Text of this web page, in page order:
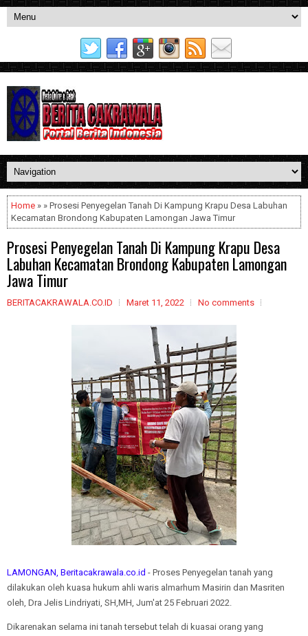
Home » » Prosesi Penyegelan Tanah Di Kampung Krapu Desa Labuhan
Kecamatan Brondong Kabupaten Lamongan Jawa Timur
Prosesi Penyegelan Tanah Di Kampung Krapu Desa
Labuhan Kecamatan Brondong Kabupaten Lamongan
Jawa Timur
BERITACAKRAWALA.CO.ID Maret 11, 2022 No comments
LAMONGAN, Beritacakrawala.co.id - Proses Penyegelan tanah yang
dilakukan oleh kuasa hukum ahli waris almarhum Masirin dan Masriten
oleh, Dra Jelis Lindriyati, SH,MH, Jum'at 25 Februari 2022.
Dikarenakan selama ini tanah tersebut telah di kuasai orang yang